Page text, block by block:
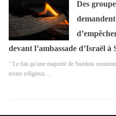
Des
devant l’ambassade d’Israël à
‘’Le fait qu'une majorité de Suédois
textes religieux…